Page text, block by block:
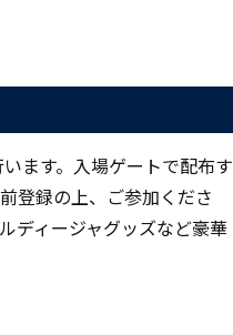
ます。入場ゲートで配布す
登録の上、ご参加くださ
ディージャグッズなど豪華